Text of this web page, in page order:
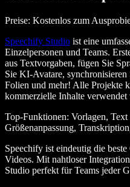
Preise: Kostenlos zum
Speechify Studio ist eine
Einzelpersonen und Teams.
aus Textvorgaben, fügen Sie
Sie KI-Avatare, synchronisieren
Folien und mehr! Alle Projekte
kommerzielle Inhalte verwendet
Top-Funktionen: Vorlagen,
Größenanpassung,
Speechify ist eindeutig die
Videos. Mit nahtloser
Studio perfekt für Teams jeder